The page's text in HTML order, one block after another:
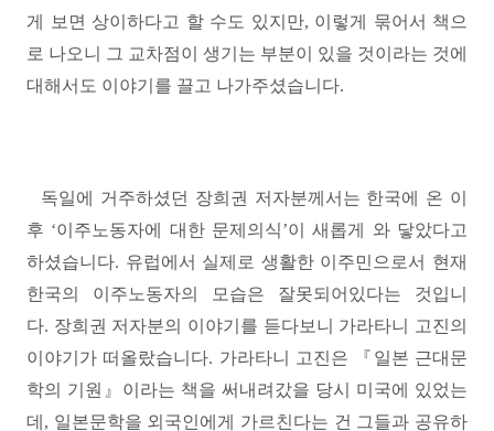
게 보면 상이하다고 할 수도 있지만, 이렇게 묶어서 책으
로 나오니 그 교차점이 생기는 부분이 있을 것이라는 것에
대해서도 이야기를 끌고 나가주셨습니다.
독일에 거주하셨던 장희권 저자분께서는 한국에 온 이
후 ‘이주노동자에 대한 문제의식’이 새롭게 와 닿았다고
하셨습니다. 유럽에서 실제로 생활한 이주민으로서 현재
한국의 이주노동자의 모습은 잘못되어있다는 것입니
다. 장희권 저자분의 이야기를 듣다보니 가라타니 고진의
이야기가 떠올랐습니다. 가라타니 고진은 『일본 근대문
학의 기원』이라는 책을 써내려갔을 당시 미국에 있었는
데, 일본문학을 외국인에게 가르친다는 건 그들과 공유하